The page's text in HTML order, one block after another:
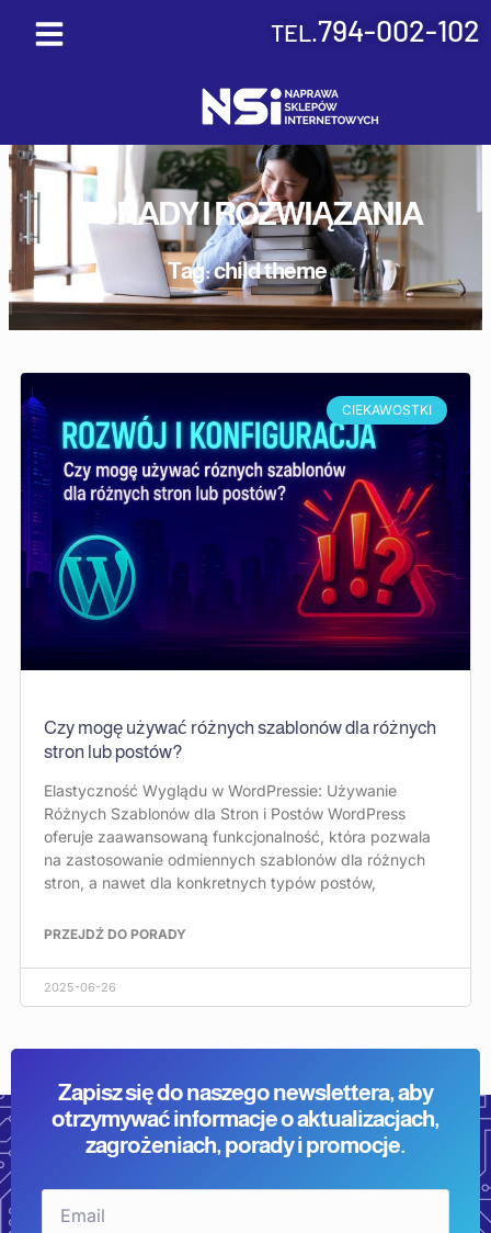
TEL.794-002-102
PORADY I ROZWIĄZANIA
Tag: child theme
CIEKAWOSTKI
Czy mogę używać różnych szablonów dla różnych
stron lub postów?
Elastyczność Wyglądu w WordPressie: Używanie
Różnych Szablonów dla Stron i Postów WordPress
oferuje zaawansowaną funkcjonalność, która pozwala
na zastosowanie odmiennych szablonów dla różnych
stron, a nawet dla konkretnych typów postów,
PRZEJDŹ DO PORADY
2025-06-26
Zapisz się do naszego newslettera, aby
otrzymywać informacje o aktualizacjach,
zagrożeniach, porady i promocje.